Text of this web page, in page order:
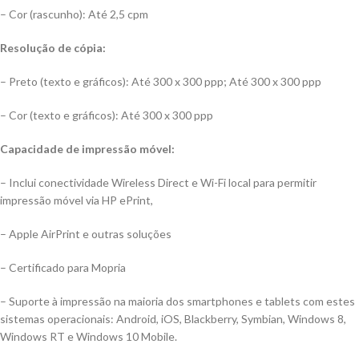
– Cor (rascunho): Até 2,5 cpm
Resolução de cópia:
– Preto (texto e gráficos): Até 300 x 300 ppp; Até 300 x 300 ppp
– Cor (texto e gráficos): Até 300 x 300 ppp
Capacidade de impressão móvel:
– Inclui conectividade Wireless Direct e Wi-Fi local para permitir
impressão móvel via HP ePrint,
– Apple AirPrint e outras soluções
– Certificado para Mopria
– Suporte à impressão na maioria dos smartphones e tablets com estes
sistemas operacionais: Android, iOS, Blackberry, Symbian, Windows 8,
Windows RT e Windows 10 Mobile.